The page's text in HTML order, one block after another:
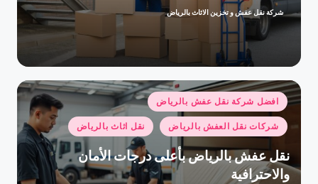
تمّ
بواسطة
شركة نقل عفش و تخزين الاثاث بالرياض
نُشر
في
افضل شركة نقل عفش بالرياض
شركات نقل العفش بالرياض نقل اثاث بالرياض
نقل عفش بالرياض بأعلى درجات الأمان
والاحترافية